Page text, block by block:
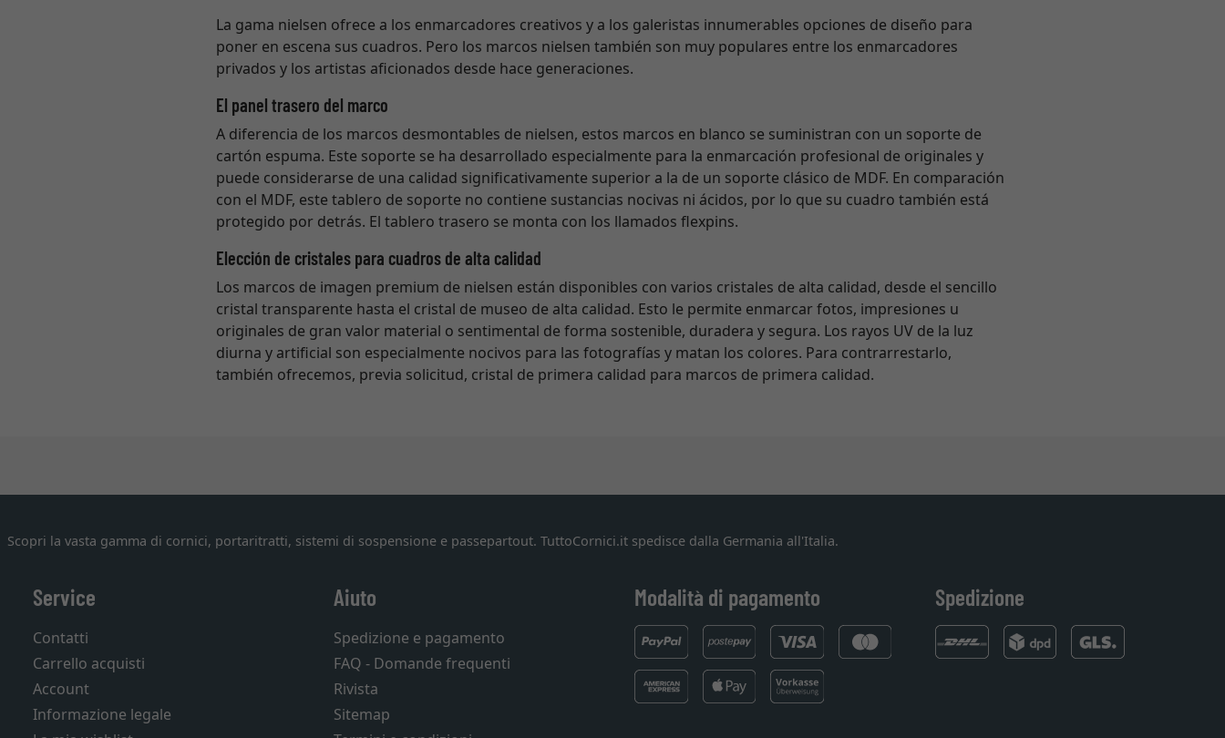
La gama nielsen ofrece a los enmarcadores creativos y a los galeristas innumerables opciones de diseño para
poner en escena sus cuadros. Pero los marcos nielsen también son muy populares entre los enmarcadores
privados y los artistas aficionados desde hace generaciones.
El panel trasero del marco
A diferencia de los marcos desmontables de nielsen, estos marcos en blanco se suministran con un soporte de
cartón espuma. Este soporte se ha desarrollado especialmente para la enmarcación profesional de originales y
puede considerarse de una calidad significativamente superior a la de un soporte clásico de MDF. En comparación
con el MDF, este tablero de soporte no contiene sustancias nocivas ni ácidos, por lo que su cuadro también está
protegido por detrás. El tablero trasero se monta con los llamados flexpins.
Elección de cristales para cuadros de alta calidad
Los marcos de imagen premium de nielsen están disponibles con varios cristales de alta calidad, desde el sencillo
cristal transparente hasta el cristal de museo de alta calidad. Esto le permite enmarcar fotos, impresiones u
originales de gran valor material o sentimental de forma sostenible, duradera y segura. Los rayos UV de la luz
diurna y artificial son especialmente nocivos para las fotografías y matan los colores. Para contrarrestarlo,
también ofrecemos, previa solicitud, cristal de primera calidad para marcos de primera calidad.
Scopri la vasta gamma di cornici, portaritratti, sistemi di sospensione e passepartout. TuttoCornici.it spedisce dalla Germania all'Italia.
Service
Contatti
Carrello acquisti
Account
Informazione legale
Aiuto
Spedizione e pagamento
FAQ - Domande frequenti
Rivista
Sitemap
Modalità di pagamento Spedizione